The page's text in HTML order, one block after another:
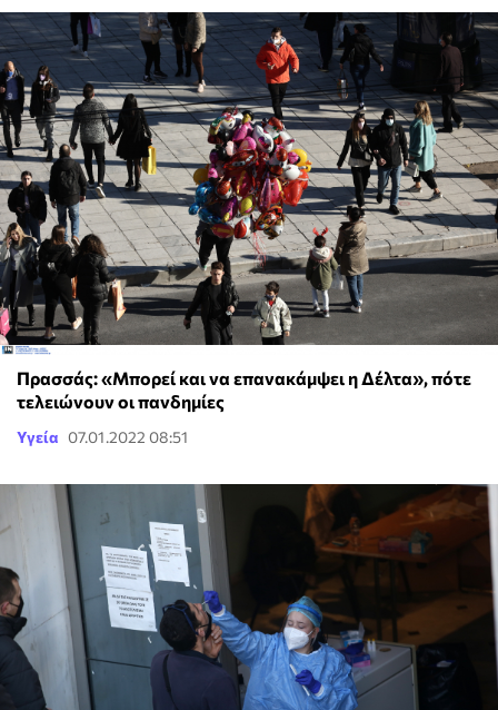
Πρασσάς: «Μπορεί και να επανακάμψει η Δέλτα», πότε
τελειώνουν οι πανδημίες
Υγεία 07.01.2022 08:51